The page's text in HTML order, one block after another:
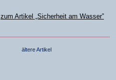
zum Artikel „Sicherheit am Wasser”
ältere Artikel